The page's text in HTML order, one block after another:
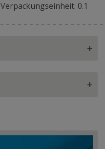
Verpackungseinheit: 0.1
+
+